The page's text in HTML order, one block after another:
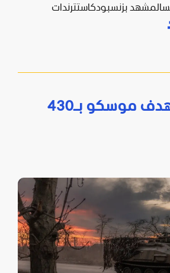
المشهد بزنسبودكاستترندات
أوكرانيا تستهدف موسكو بـ430